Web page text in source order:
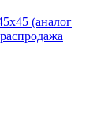
(аналог